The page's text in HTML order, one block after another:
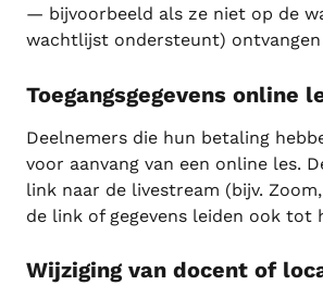
— bijvoorbeeld als ze niet op de
wachtlijst ondersteunt)
Toegangsgegevens online
Deelnemers die hun betaling
voor aanvang van een online les.
link naar de livestream (bijv.
de link of gegevens leiden ook tot
Wijziging van docent of